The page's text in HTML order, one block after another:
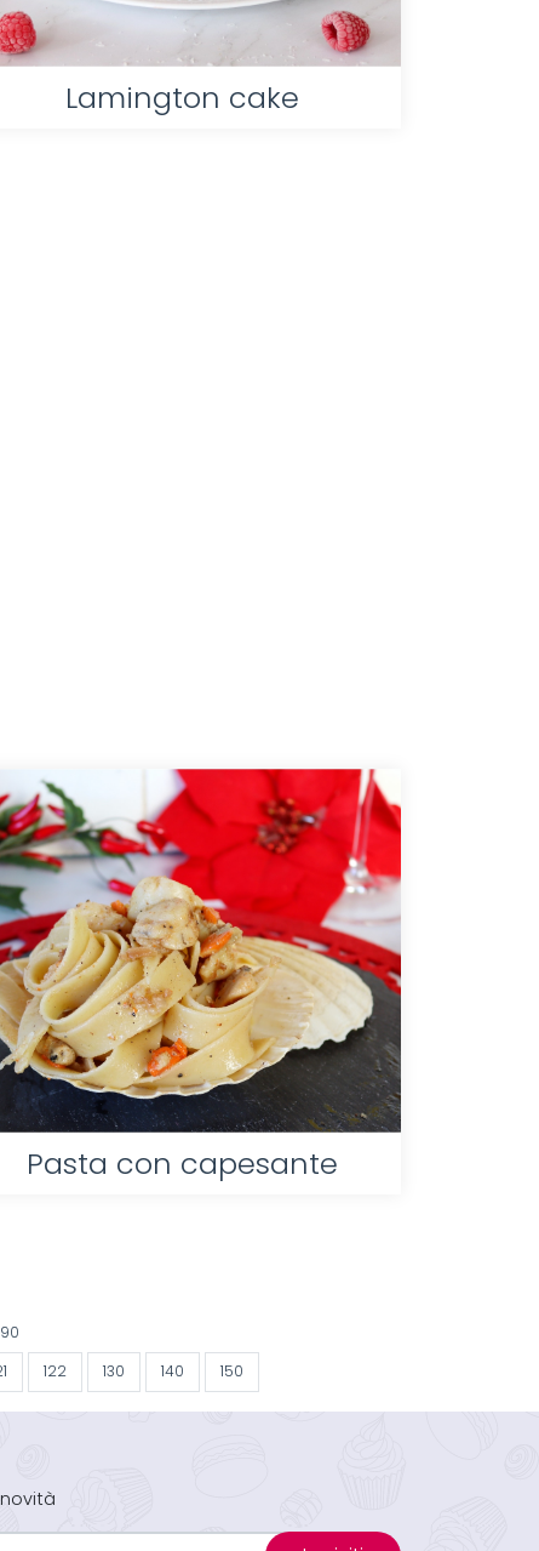
Lamington cake
Pasta con capesante
122 130 140 150